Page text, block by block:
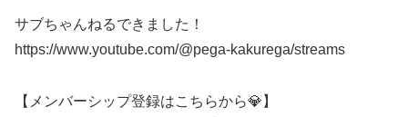
サブちゃんねるできました！
https://www.youtube.com/@pega-kakurega/streams
【メンバーシップ登録はこちらから💎】